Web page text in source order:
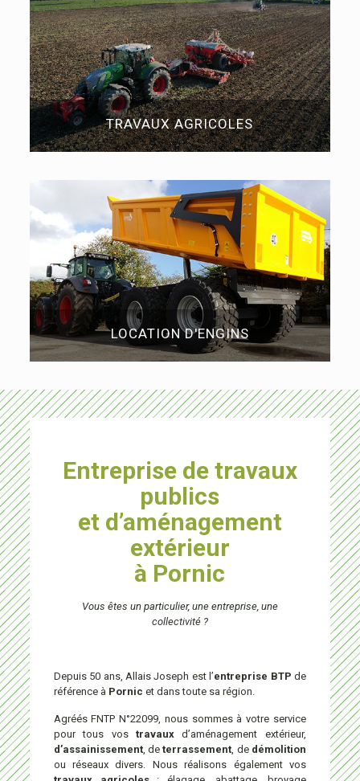
TRAVAUX AGRICOLES
LOCATION D'ENGINS
Entreprise de travaux
publics
et d’aménagement
extérieur
à Pornic
Vous êtes un particulier, une entreprise, une
collectivité ?
Depuis 50 ans, Allais Joseph est l’entreprise BTP de
référence à Pornic et dans toute sa région.
Agréés FNTP N°22099, nous sommes à votre service
pour tous vostravaux d’aménagement extérieur,
d’assainissement, deterrassement , de démolition
ou réseaux divers. Nous réalisons également vos